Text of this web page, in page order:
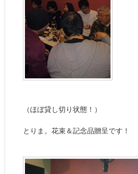
（ほぼ貸し切り状態！）
とりま。花束＆記念品贈呈です！